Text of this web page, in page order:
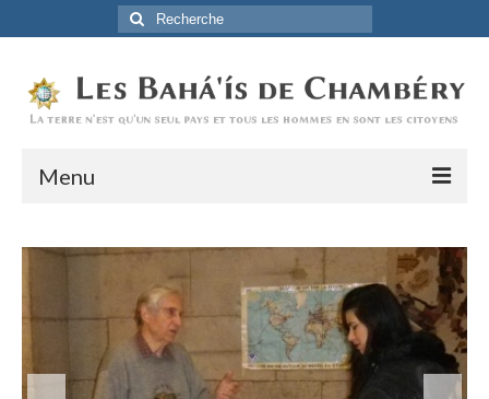
Rechercher
:
Menu
L’Histoire
Être Baha’i au quotidien